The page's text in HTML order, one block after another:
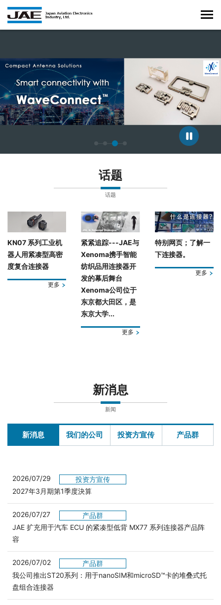
话题
话题
KN07 系列工业机
器人用紧凑型高密
度复合连接器
更多
紧紧追踪---JAE与
Xenoma携手智能
纺织品用连接器开
发的幕后舞台
Xenoma公司位于
东京都大田区，是
东京大学...
更多
特别网页；了解一
下连接器。
更多
新消息
新闻
新消息 我们的公司 投资方宣传 产品群
2026/07/29
投资方宣传
2027年3月期第1季度決算
2026/07/27
产品群
JAE 扩充用于汽车 ECU 的紧凑型低背 MX77 系列连接器产品阵
容
2026/07/02
产品群
我公司推出ST20系列：用于nanoSIM和microSD™卡的堆叠式托
盘组合连接器